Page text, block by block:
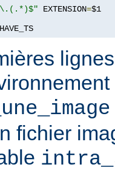
EXTENSION=$1
fichier